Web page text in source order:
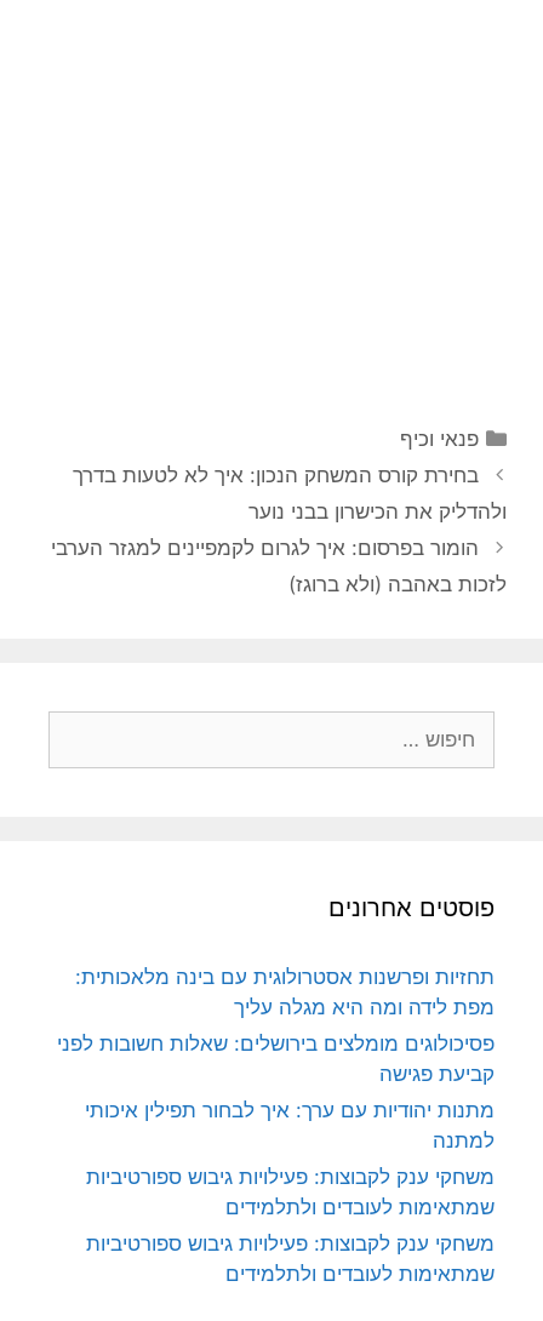
קטגוריות
פנאי וכיף
בחירת קורס המשחק הנכון: איך לא לטעות בדרך
ולהדליק את הכישרון בבני נוער
הומור בפרסום: איך לגרום לקמפיינים למגזר הערבי
לזכות באהבה (ולא ברוגז)
פוסטים אחרונים
תחזיות ופרשנות אסטרולוגית עם בינה מלאכותית:
מפת לידה ומה היא מגלה עליך
פסיכולוגים מומלצים בירושלים: שאלות חשובות לפני
קביעת פגישה
מתנות יהודיות עם ערך: איך לבחור תפילין איכותי
למתנה
משחקי ענק לקבוצות: פעילויות גיבוש ספורטיביות
שמתאימות לעובדים ולתלמידים
משחקי ענק לקבוצות: פעילויות גיבוש ספורטיביות
שמתאימות לעובדים ולתלמידים